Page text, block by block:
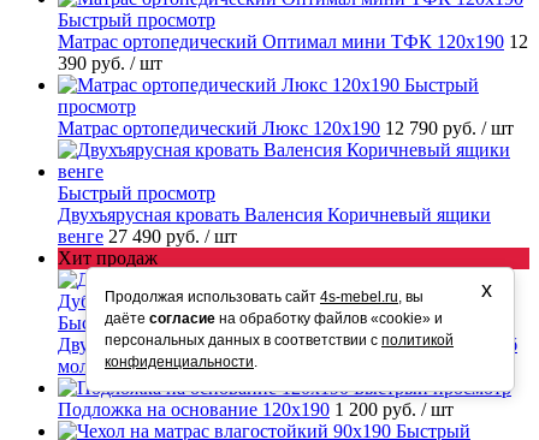
Быстрый просмотр
Матрас ортопедический Оптимал мини ТФК 120х190 12
390 руб. / шт
Быстрый
просмотр
Матрас ортопедический Люкс 120х190 12 790 руб. / шт
Быстрый просмотр
Двухъярусная кровать Валенсия Коричневый ящики
венге 27 490 руб. / шт
Хит продаж
Быстрый просмотр
Двухъярусная кровать-диван Дакар 1 Белый ящики Дуб
молочный 49 390 руб./ шт
Быстрый просмотр
Подложка на основание 120х190 1 200 руб. / шт
Быстрый
Продолжая использовать сайт 4s-mebel.ru, вы
даёте согласие на обработку файлов «cookie» и
персональных данных в соответствии с политикой
конфиденциальности.
х